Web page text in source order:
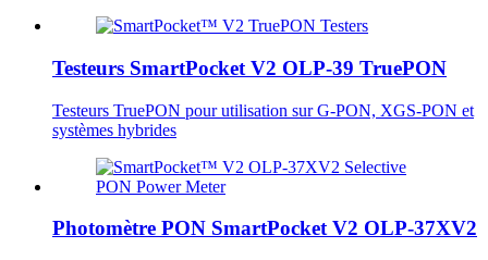
Testeurs SmartPocket V2 OLP-39 TruePON
Testeurs TruePON pour utilisation sur G-PON, XGS-PON et
systèmes hybrides
Photomètre PON SmartPocket V2 OLP-37XV2